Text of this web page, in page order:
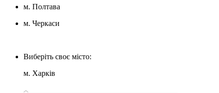
м. Полтава
м. Черкаси
Виберіть своє місто:
м. Харків